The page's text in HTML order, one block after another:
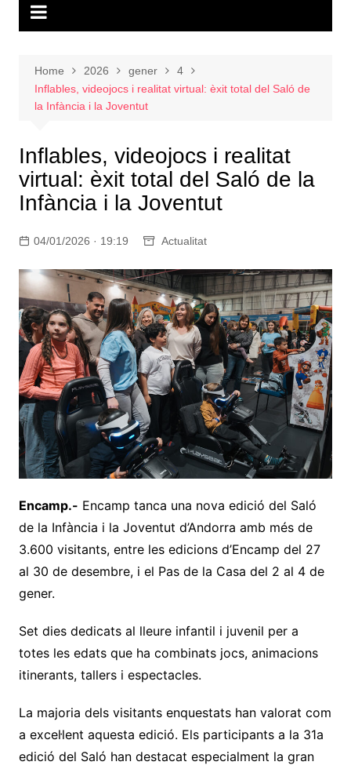
Home 2026 gener
4
Inflables, videojocs i realitat virtual: èxit total del Saló de
la Infància i la Joventut
Inflables, videojocs i realitat
virtual: èxit total del Saló de la
Infància i la Joventut
04/01/2026 · 19:19 Actualitat
Encamp.- Encamp tanca una nova edició del Saló
de la Infància i la Joventut d’Andorra amb més de
3.600 visitants, entre les edicions d’Encamp del 27
al 30 de desembre, i el Pas de la Casa del 2 al 4 de
gener.
Set dies dedicats al lleure infantil i juvenil per a
totes les edats que ha combinats jocs, animacions
itinerants, tallers i espectacles.
La majoria dels visitants enquestats han valorat com
a excel·lent aquesta edició. Els participants a la 31a
edició del Saló han destacat especialment la gran